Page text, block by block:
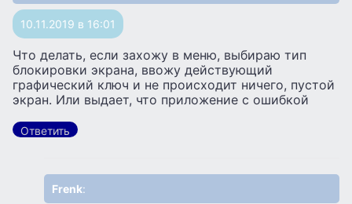
10.11.2019 в 16:01
Что делать, если захожу в меню, выбираю тип
блокировки экрана, ввожу действующий
графический ключ и не происходит ничего, пустой
экран. Или выдает, что приложение с ошибкой
Ответить
Frenk: